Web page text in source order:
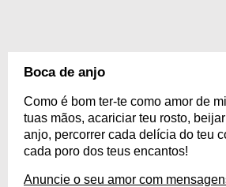
Boca de anjo
Como é bom ter-te como amor de
tuas mãos, acariciar teu rosto,
anjo, percorrer cada delícia do teu
cada poro dos teus encantos!
Anuncie o seu amor com